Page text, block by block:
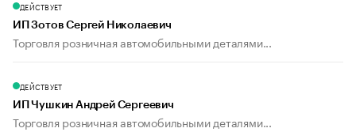
ДЕЙСТВУЕТ
ИП Зотов Сергей Николаевич
Торговля розничная автомобильными деталями...
ДЕЙСТВУЕТ
ИП Чушкин Андрей Сергеевич
Торговля розничная автомобильными деталями...